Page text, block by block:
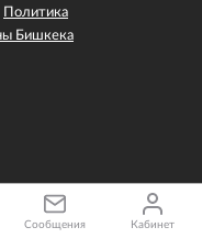
Политика
Бишкека
Сообщения Кабинет